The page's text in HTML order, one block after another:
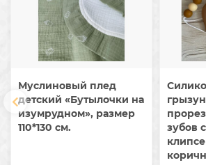
Муслиновый плед
детский «Бутылочки на
изумрудном», размер
110*130 см.
зубов